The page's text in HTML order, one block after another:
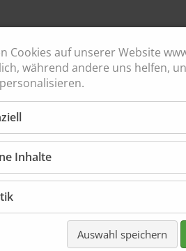
Cookies auf unserer Website
während andere uns helfen,
Inhalte
Auswahl speichern